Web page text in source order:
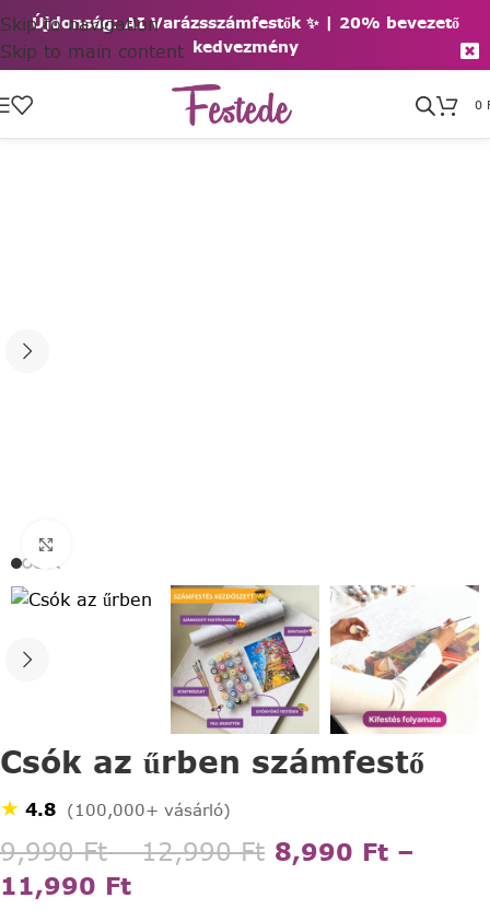
Újdonság: AI Varázsszámfestők ✨ | 20% bevezető
kedvezmény
Skip to navigation
Skip to main content
0
Csók az űrben számfestő
★ 4.8 (100,000+ vásárló)
9,990Ft – 12,990Ft 8,990 Ft –
11,990 Ft